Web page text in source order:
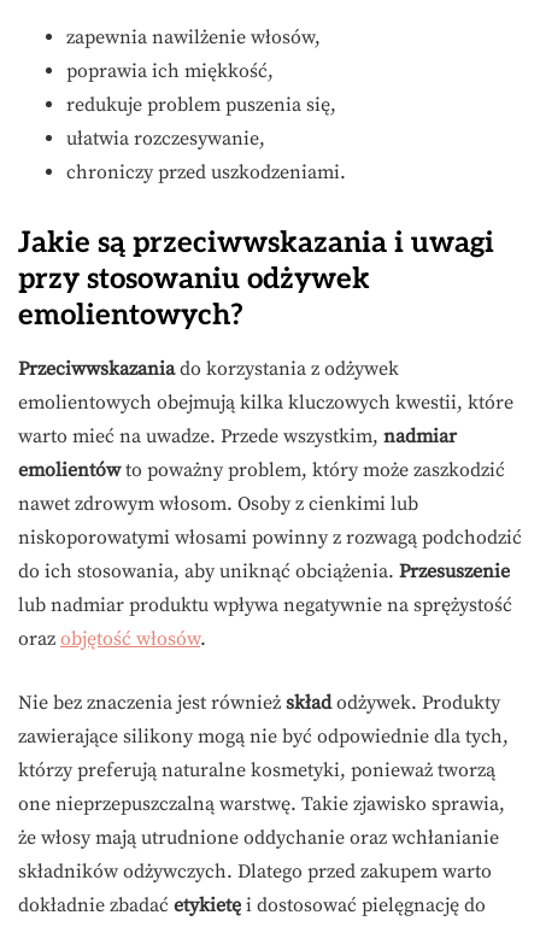
zapewnia nawilżenie włosów,
poprawia ich miękkość,
redukuje problem puszenia się,
ułatwia rozczesywanie,
chroniczy przed uszkodzeniami.
Jakie są przeciwwskazania i uwagi
przy stosowaniu odżywek
emolientowych?
Przeciwwskazaniado korzystania z odżywek
emolientowych obejmują kilka kluczowych kwestii, które
warto mieć na uwadze. Przede wszystkim, nadmiar
emolientówto poważny problem, który może zaszkodzić
nawet zdrowym włosom. Osoby z cienkimi lub
niskoporowatymi włosami powinny z rozwagą podchodzić
do ich stosowania, aby uniknąć obciążenia. Przesuszenie
lub nadmiar produktu wpływa negatywnie na sprężystość
oraz objętość włosów.
Nie bez znaczenia jest również składodżywek. Produkty
zawierające silikony mogą nie być odpowiednie dla tych,
którzy preferują naturalne kosmetyki, ponieważ tworzą
one nieprzepuszczalną warstwę. Takie zjawisko sprawia,
że włosy mają utrudnione oddychanie oraz wchłanianie
składników odżywczych. Dlatego przed zakupem warto
dokładnie zbadać etykietę i dostosować pielęgnację do